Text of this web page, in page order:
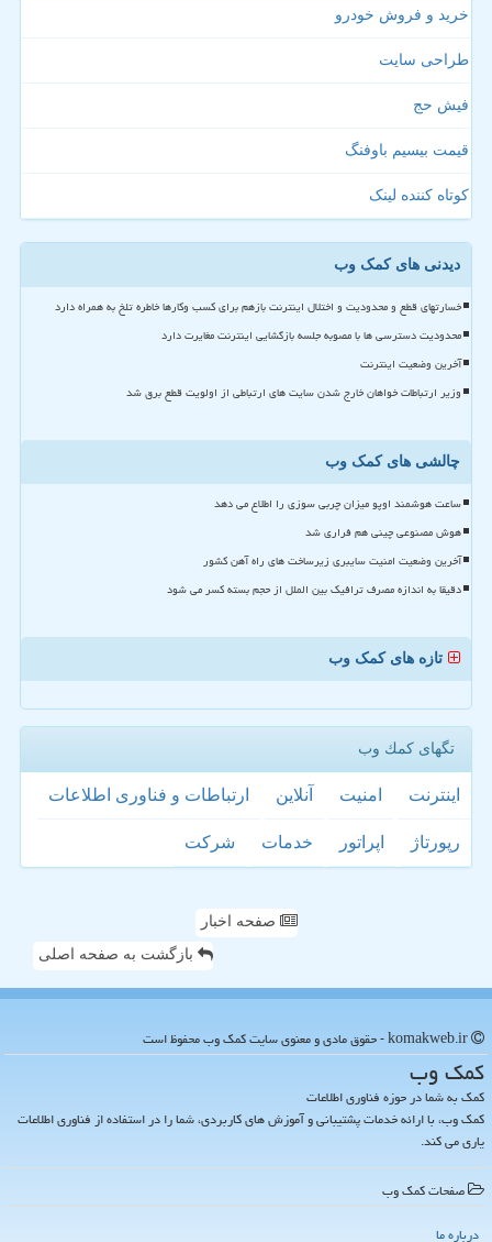
خرید و فروش خودرو
طراحی سایت
فیش حج
قیمت بیسیم باوفنگ
کوتاه کننده لینک
دیدنی های کمک وب
خسارتهای قطع و محدودیت و اختلال اینترنت بازهم برای کسب وکارها خاطره تلخ به همراه دارد
محدودیت دسترسی ها با مصوبه جلسه بازگشایی اینترنت مغایرت دارد
آخرین وضعیت اینترنت
وزیر ارتباطات خواهان خارج شدن سایت های ارتباطی از اولویت قطع برق شد
چالشی های کمک وب
ساعت هوشمند اوپو میزان چربی سوزی را اطلاع می دهد
هوش مصنوعی چینی هم فراری شد
آخرین وضعیت امنیت سایبری زیرساخت های راه آهن کشور
دقیقا به اندازه مصرف ترافیک بین الملل از حجم بسته کسر می شود
تازه های کمک وب
تگهای كمك وب
اینترنت امنیت آنلاین ارتباطات و فناوری اطلاعات
رپورتاژ اپراتور خدمات شركت
صفحه اخبار
بازگشت به صفحه اصلی
كمك وب
کمک به شما در حوزه فناوری اطلاعات
کمک وب، با ارائه خدمات پشتیبانی و آموزش های کاربردی، شما را در استفاده از فناوری اطلاعات
یاری می کند.
صفحات كمك وب
درباره ما